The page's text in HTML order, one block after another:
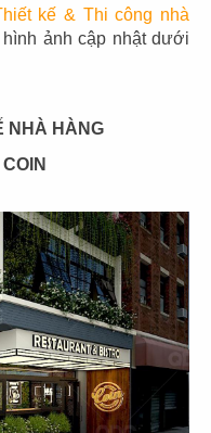
kế & Thi công nhà
ảnh cập nhật dưới
NHÀ HÀNG
thu hút. QDC Design &
gì mà bạn đang cần
về số lượng dự án,
thiết kế nhà hàng diện